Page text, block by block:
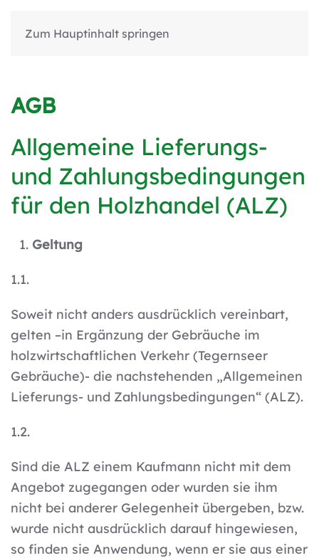
Zum Hauptinhalt springen
AGB
Allgemeine Lieferungs-
und Zahlungsbedingungen
für den Holzhandel (ALZ)
Geltung
1.1.
Soweit nicht anders ausdrücklich vereinbart,
gelten –in Ergänzung der Gebräuche im
holzwirtschaftlichen Verkehr (Tegernseer
Gebräuche)- die nachstehenden „Allgemeinen
Lieferungs- und Zahlungsbedingungen“ (ALZ).
1.2.
Sind die ALZ einem Kaufmann nicht mit dem
Angebot zugegangen oder wurden sie ihm
nicht bei anderer Gelegenheit übergeben, bzw.
wurde nicht ausdrücklich darauf hingewiesen,
so finden sie Anwendung, wenn er sie aus einer